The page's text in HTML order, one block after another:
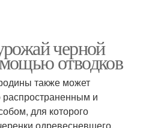
черной
отводков
также может
распространенным и
для которого